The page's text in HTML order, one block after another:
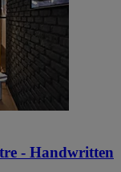
- Handwritten